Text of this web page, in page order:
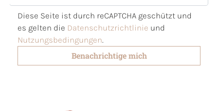
Diese Seite ist durch reCAPTCHA geschützt und
es gelten die Datenschutzrichtlinie und
Nutzungsbedingungen.
Benachrichtige mich